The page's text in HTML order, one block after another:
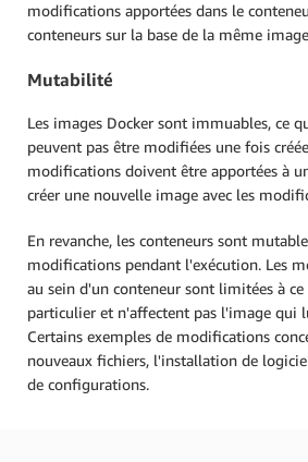
modifications apportées dans le
conteneurs sur la base de la même
Mutabilité
Les images Docker sont immuables, ce
peuvent pas être modifiées une fois
modifications doivent être apportées à
créer une nouvelle image avec les
En revanche, les conteneurs sont
modifications pendant l'exécution. Les
au sein d'un conteneur sont limitées à ce
particulier et n'affectent pas l'image qui
Certains exemples de modifications
nouveaux fichiers, l'installation de
de configurations.